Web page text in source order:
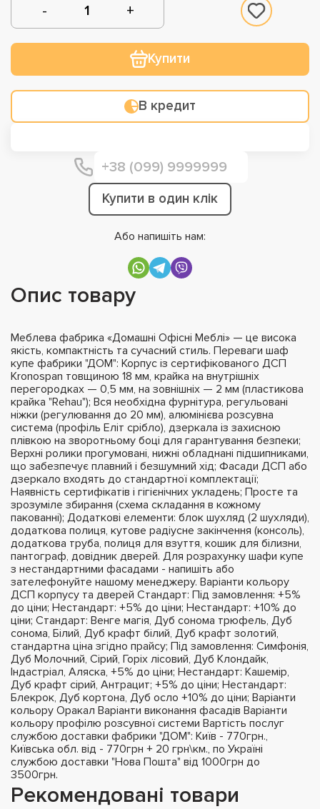
Купити
В кредит
Купити в один клік
Або напишіть нам:
Опис товару
Меблева фабрика «Домашні Офісні Меблі» — це висока
якість, компактність та сучасний стиль. Переваги шаф
купе фабрики "ДОМ": Корпус із сертифікованого ДСП
Kronospan товщиною 18 мм, крайка на внутрішніх
перегородках — 0,5 мм, на зовнішніх — 2 мм (пластикова
крайка "Rehau"); Вся необхідна фурнітура, регульовані
ніжки (регулювання до 20 мм), алюмінієва розсувна
система (профіль Еліт срібло), дзеркала із захисною
плівкою на зворотньому боці для гарантування безпеки;
Верхні ролики прогумовані, нижні обладнані підшипниками,
що забезпечує плавний і безшумний хід; Фасади ДСП або
дзеркало входять до стандартної комплектації;
Наявність сертифікатів і гігієнічних укладень; Просте та
зрозуміле збирання (схема складання в кожному
пакованні); Додаткові елементи: блок шухляд (2 шухляди),
додаткова полиця, кутове радіусне закінчення (консоль),
додаткова труба, полиця для взуття, кошик для білизни,
пантограф, довідник дверей. Для розрахунку шафи купе
з нестандартними фасадами - напишіть або
зателефонуйте нашому менеджеру. Варіанти кольору
ДСП корпусу та дверей Стандарт: Під замовлення: +5%
до ціни; Нестандарт: +5% до ціни; Нестандарт: +10% до
ціни; Стандарт: Венге магія, Дуб сонома трюфель, Дуб
сонома, Білий, Дуб крафт білий, Дуб крафт золотий,
стандартна ціна згідно прайсу; Під замовлення: Симфонія,
Дуб Молочний, Сірий, Горіх лісовий, Дуб Клондайк,
Індастріал, Аляска, +5% до ціни; Нестандарт: Кашемір,
Дуб крафт сірий, Антрацит; +5% до ціни; Нестандарт:
Блекрок, Дуб кортона, Дуб осло +10% до ціни; Варіанти
кольору Оракал Варіанти виконання фасадів Варіанти
кольору профілю розсувної системи Вартість послуг
службою доставки фабрики "ДОМ": Київ - 770грн.,
Київська обл. від - 770грн + 20 грн\км., по Україні
службою доставки "Нова Пошта" від 1000грн до
3500грн.
Рекомендовані товари